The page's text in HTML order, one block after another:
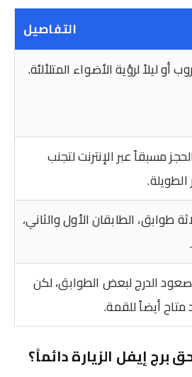
التفاصيل
أو ليلاً لرؤية الأضواء المتلألئة.
مسبقاً عبر الإنترنت لتجنب
الطويلة.
طوابق، الطابقان الأول والثاني،
الدرج لبعض الطوابق، لكن
أيضاً للقمة.
برج إيفل الزيارة دائماً؟